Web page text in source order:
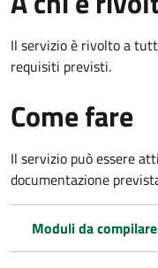
Il servizio è rivolto a
requisiti previsti.
Come fare
Il servizio può essere
documentazione
Moduli da